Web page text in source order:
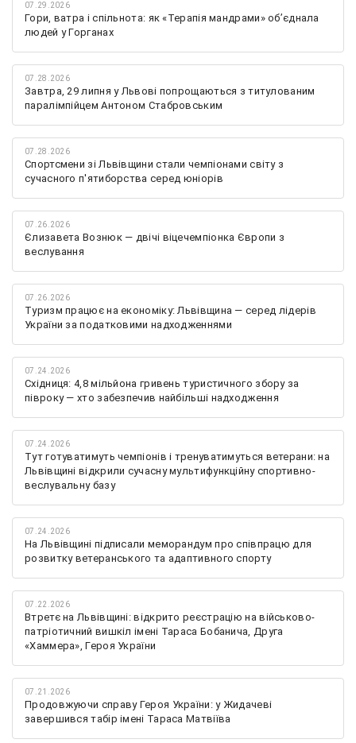
07.29.2026
Гори, ватра і спільнота: як «Терапія мандрами» об’єднала
людей у Горганах
07.28.2026
Завтра, 29 липня у Львові попрощаються з титулованим
паралімпійцем Антоном Стабровським
07.28.2026
Спортсмени зі Львівщини стали чемпіонами світу з
сучасного п'ятиборства серед юніорів
07.26.2026
Єлизавета Вознюк — двічі віцечемпіонка Європи з
веслування
07.26.2026
Туризм працює на економіку: Львівщина — серед лідерів
України за податковими надходженнями
07.24.2026
Східниця: 4,8 мільйона гривень туристичного збору за
півроку — хто забезпечив найбільші надходження
07.24.2026
Тут готуватимуть чемпіонів і тренуватимуться ветерани: на
Львівщині відкрили сучасну мультифункційну спортивно-
веслувальну базу
07.24.2026
На Львівщині підписали меморандум про співпрацю для
розвитку ветеранського та адаптивного спорту
07.22.2026
Втретє на Львівщині: відкрито реєстрацію на військово-
патріотичний вишкіл імені Тараса Бобанича, Друга
«Хаммера», Героя України
07.21.2026
Продовжуючи справу Героя України: у Жидачеві
завершився табір імені Тараса Матвіїва